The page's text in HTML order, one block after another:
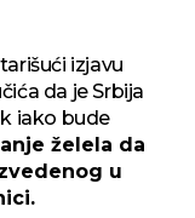
izjavu
da je Srbija
iako bude
želela da
u